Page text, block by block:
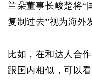
兰朵董事长峻楚将“
复制过去”视为海外
比如，在和达人合
跟国内相似，可以